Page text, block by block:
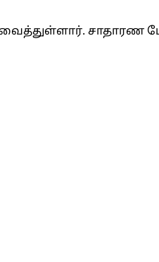
சாதாரண